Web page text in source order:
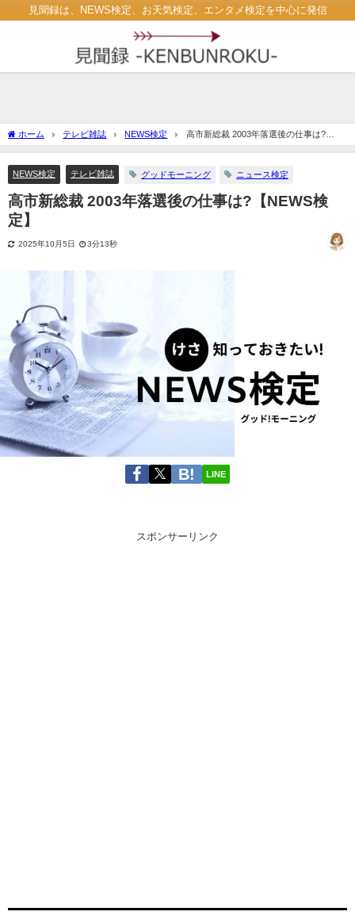
見聞録は、NEWS検定、お天気検定、エンタメ検定を中心に発信
ホーム テレビ雑誌 NEWS検定
高市新総裁 2003年落選後の仕事は?
【NEWS検定】
NEWS検定 テレビ雑誌 グッドモーニング ニュース検定
高市新総裁 2003年落選後の仕事は?【NEWS検
定】
2025年10月5日 3分13秒
LINE
スポンサーリンク